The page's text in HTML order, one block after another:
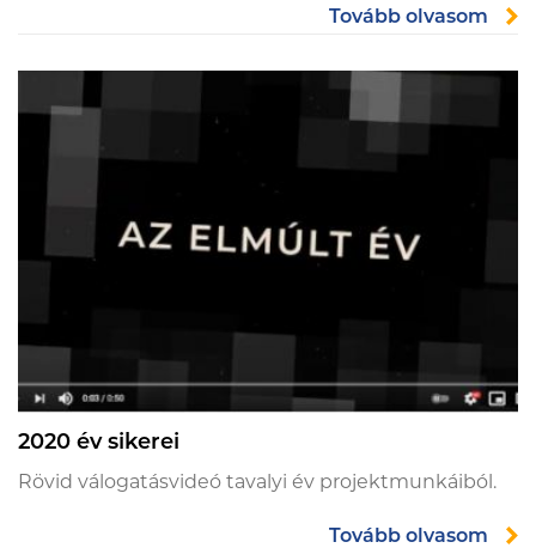
Tovább olvasom
2020 év sikerei
Rövid válogatásvideó tavalyi év projektmunkáiból.
Tovább olvasom